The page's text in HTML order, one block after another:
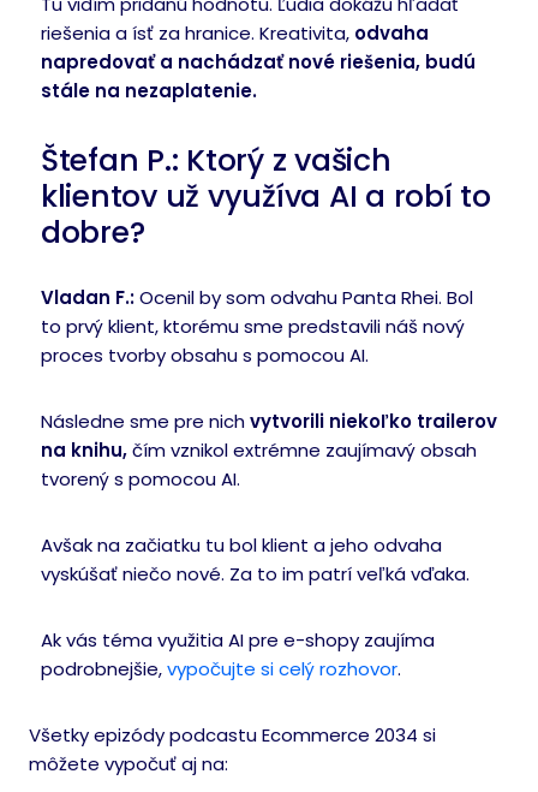
riešenia a ísť za hranice. Kreativita, odvaha
napredovať a nachádzať nové riešenia, budú
stále na nezaplatenie.
Štefan P.: Ktorý z vašich
klientov už využíva AI a robí to
dobre?
Vladan F.:Ocenil by som odvahu Panta Rhei. Bol
to prvý klient, ktorému sme predstavili náš nový
proces tvorby obsahu s pomocou AI.
Následne sme pre nichvytvorili niekoľko trailerov
na knihu,čím vznikol extrémne zaujímavý obsah
tvorený s pomocou AI.
Avšak na začiatku tu bol klient a jeho odvaha
vyskúšať niečo nové. Za to im patrí veľká vďaka.
Ak vás téma využitia AI pre e-shopy zaujíma
podrobnejšie,vypočujte si celý rozhovor.
Všetky epizódy podcastu Ecommerce 2034 si
môžete vypočuť aj na: